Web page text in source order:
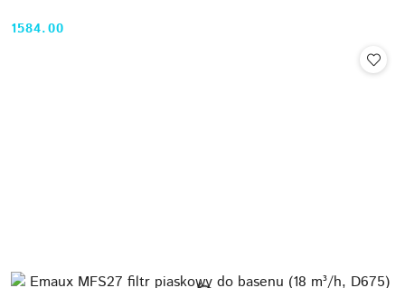
Cena:
1584.00